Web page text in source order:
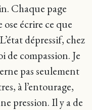
Chaque page
ose écrire ce que
dépressif, chez
de compassion. Je
pas seulement
à l’entourage,
pression. Il y a de